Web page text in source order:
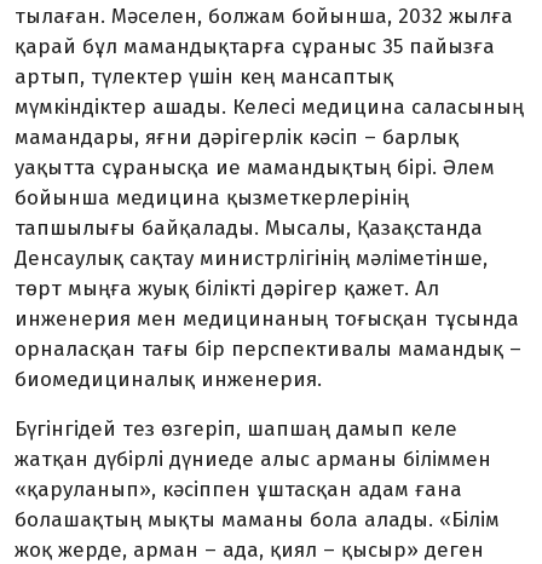
тылаған. Мәселен, болжам бо­йынша, 2032 жылға
қарай бұл мамандықтарға сұраныс 35 па­йыз­ға
артып, түлектер үшін кең ман­саптық
мүмкіндіктер ашады. Ке­лесі медицина саласының
маман­дары, яғни дәрігерлік кәсіп – барлық
уақытта сұранысқа ие маман­дықтың бірі. Әлем
бойынша медицина қызметкер­лерінің
тапшылығы байқалады. Мысалы, Қазақстанда
Денсаулық сақтау министрлігінің мәліметін­ше,
төрт мыңға жуық білікті дәрігер қажет. Ал
инженерия мен медицинаның тоғысқан тұсында
орналасқан тағы бір перспективалы мамандық –
биомедициналық инженерия.
Бүгінгідей тез өзгеріп, шап­шаң дамып келе
жатқан дүбірлі дү­ниеде алыс арманы біліммен
«қаруланып», кәсіппен ұштасқан адам ғана
болашақтың мықты маманы бола алады. «Білім
жоқ жерде, арман – ада, қиял – қы­сыр» деген